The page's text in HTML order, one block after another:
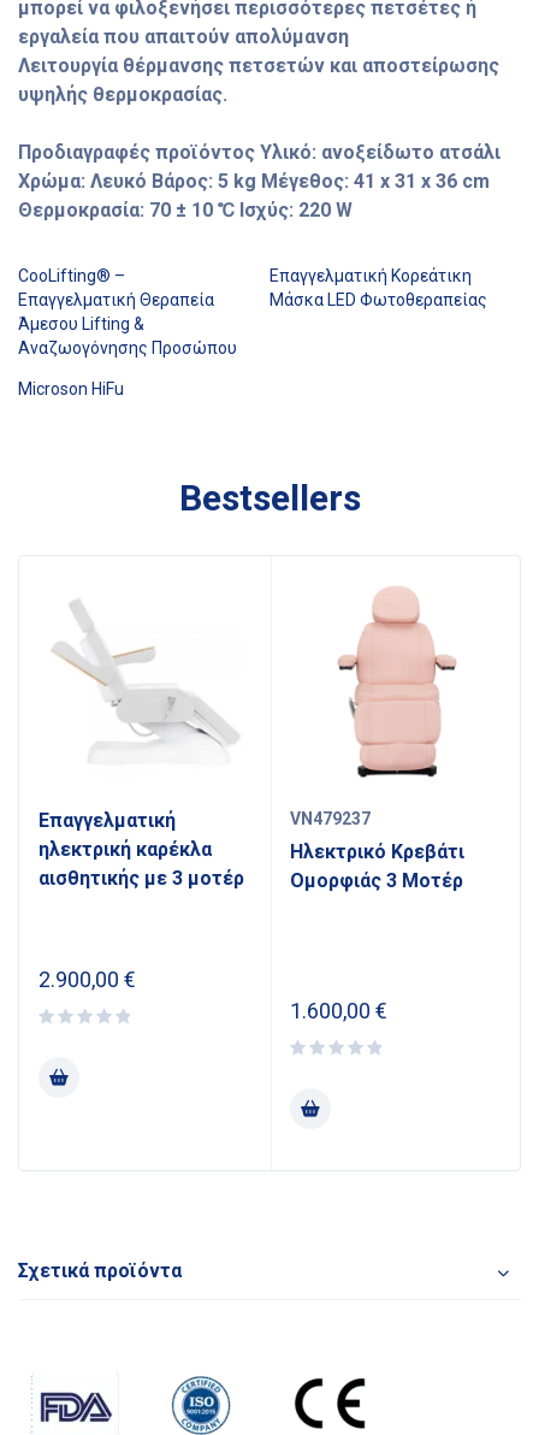
μπορεί να φιλοξενήσει περισσότερες πετσέτες ή
εργαλεία που απαιτούν απολύμανση
Λειτουργία θέρμανσης πετσετών και αποστείρωσης
υψηλής θερμοκρασίας.
Προδιαγραφές προϊόντος Υλικό: ανοξείδωτο ατσάλι
Χρώμα: Λευκό Βάρος: 5 kg Μέγεθος: 41 x 31 x 36 cm
Θερμοκρασία: 70 ± 10 ℃ Ισχύς: 220 W
CooLifting® –
Επαγγελματική Θεραπεία
Άμεσου Lifting &
Αναζωογόνησης Προσώπου
Επαγγελματική Κορεάτικη
Μάσκα LED Φωτοθεραπείας
Microson HiFu
Bestsellers
Επαγγελματική
ηλεκτρική καρέκλα
αισθητικής με 3 μοτέρ
2.900,00 €
VN479237
Ηλεκτρικό Κρεβάτι
Ομορφιάς 3 Μοτέρ
1.600,00 €
Σχετικά προϊόντα